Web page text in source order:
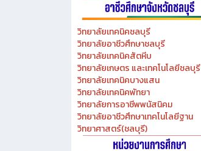
วิทยาลัยเทคนิคชลบุรี
วิทยาลัยอาชีวศึกษาชลบุรี
วิทยาลัยเทคนิคสัตหีบ
วิทยาลัยเกษตร และเทคโนโลยีชลบุรี
วิทยาลัยเทคนิคบางแสน
วิทยาลัยเทคนิคพัทยา
วิทยาลัยการอาชีพพนัสนิคม
วิทยาลัยอาชีวศึกษาเทคโนโลยีฐาน
วิทยาศาสตร์(ชลบุรี)